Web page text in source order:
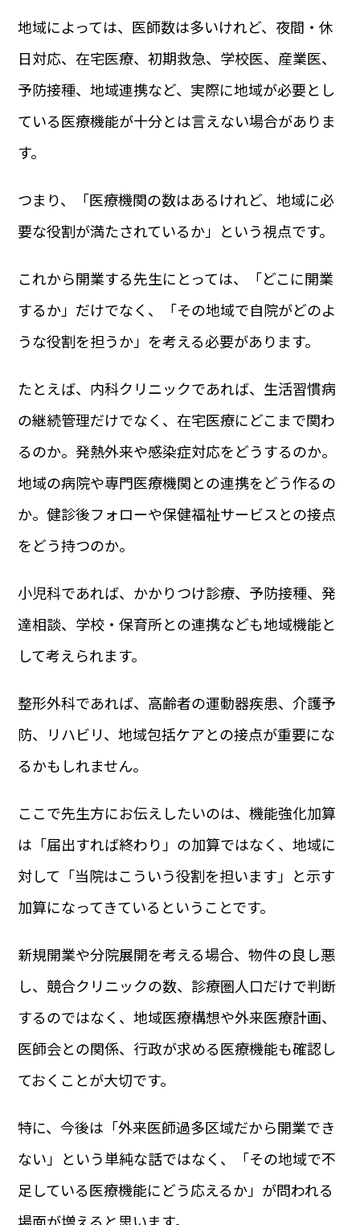
地域によっては、医師数は多いけれど、夜間・休
日対応、在宅医療、初期救急、学校医、産業医、
予防接種、地域連携など、実際に地域が必要とし
ている医療機能が十分とは言えない場合がありま
す。
つまり、「医療機関の数はあるけれど、地域に必
要な役割が満たされているか」という視点です。
これから開業する先生にとっては、「どこに開業
するか」だけでなく、「その地域で自院がどのよ
うな役割を担うか」を考える必要があります。
たとえば、内科クリニックであれば、生活習慣病
の継続管理だけでなく、在宅医療にどこまで関わ
るのか。発熱外来や感染症対応をどうするのか。
地域の病院や専門医療機関との連携をどう作るの
か。健診後フォローや保健福祉サービスとの接点
をどう持つのか。
小児科であれば、かかりつけ診療、予防接種、発
達相談、学校・保育所との連携なども地域機能と
して考えられます。
整形外科であれば、高齢者の運動器疾患、介護予
防、リハビリ、地域包括ケアとの接点が重要にな
るかもしれません。
ここで先生方にお伝えしたいのは、機能強化加算
は「届出すれば終わり」の加算ではなく、地域に
対して「当院はこういう役割を担います」と示す
加算になってきているということです。
新規開業や分院展開を考える場合、物件の良し悪
し、競合クリニックの数、診療圏人口だけで判断
するのではなく、地域医療構想や外来医療計画、
医師会との関係、行政が求める医療機能も確認し
ておくことが大切です。
特に、今後は「外来医師過多区域だから開業でき
ない」という単純な話ではなく、「その地域で不
足している医療機能にどう応えるか」が問われる
場面が増えると思います。